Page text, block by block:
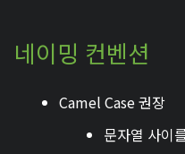
네이밍 컨벤션
Camel Case 권장
문자열 사이